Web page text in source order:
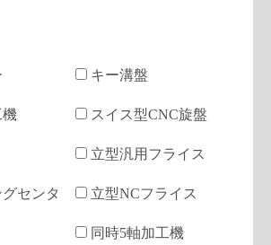
キー溝盤
機 スイス型CNC旋盤
立型汎用フライス
センタ 立型NCフライス
同時5軸加工機